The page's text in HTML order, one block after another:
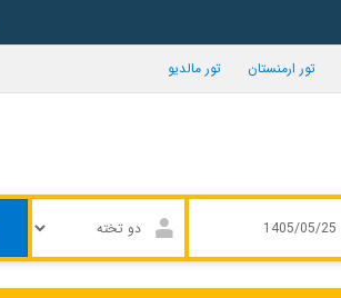
تور ارمنستان تور مالدیو